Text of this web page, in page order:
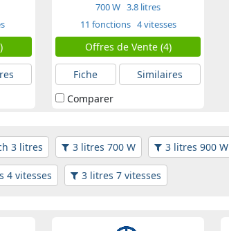
700 W 3.8 litres
11 fonctions 4 vitesses
Offres de Vente (4)
Fiche
Similaires
Comparer
3 litres 3 litres 700 W 3 litres 900 W
4 vitesses 3 litres 7 vitesses